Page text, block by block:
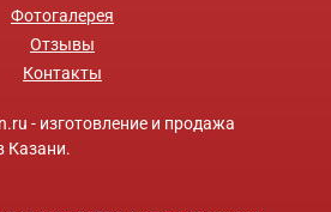
Фотогалерея
Отзывы
Контакты
- изготовление и продажа
Казани.